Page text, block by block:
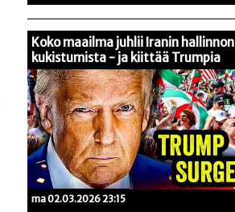
Koko maailma juhlii Iranin hallinnon
kukistumista - ja kiittää Trumpia
ma 02.03.2026 23:15